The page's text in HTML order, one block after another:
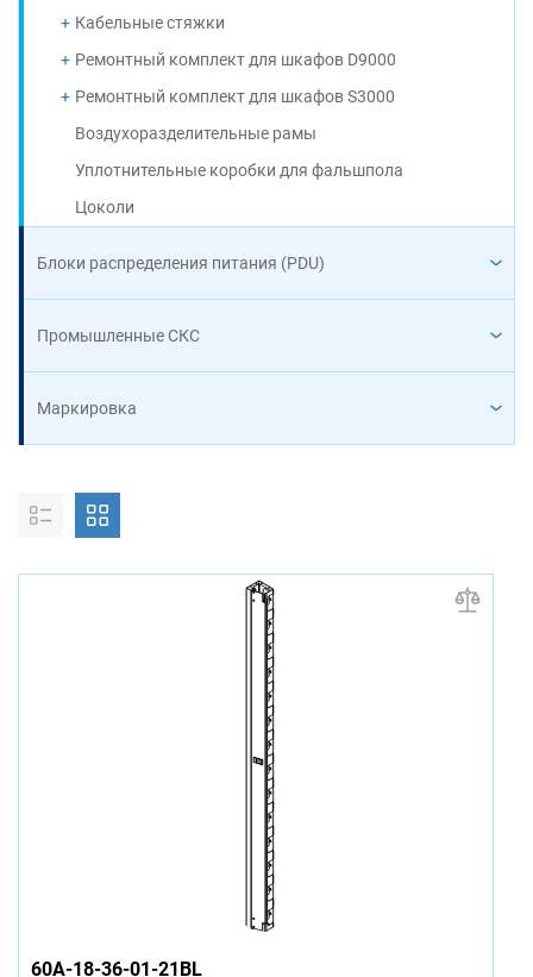
Кабельные стяжки
Ремонтный комплект для шкафов D9000
Ремонтный комплект для шкафов S3000
Воздухоразделительные рамы
Уплотнительные коробки для фальшпола
Цоколи
Блоки распределения питания (PDU)
Промышленные СКС
Маркировка
60A-18-36-01-21BL